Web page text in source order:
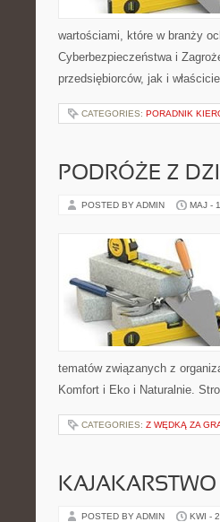
wartościami, które w branży
Cyberbezpieczeństwa i
przedsiębiorców, jak i
CATEGORIES: PORADNIK
PODRÓŻE Z
POSTED BY ADMIN MAJ -
tematów związanych z
Komfort i Eko i Naturalnie.
CATEGORIES: Z WĘDKĄ ZA
POSTED BY ADMIN KWI -